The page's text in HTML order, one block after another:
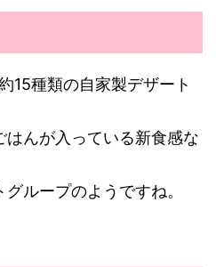
15種類の自家製デザート
んが入っている新食感な
ループのようですね。